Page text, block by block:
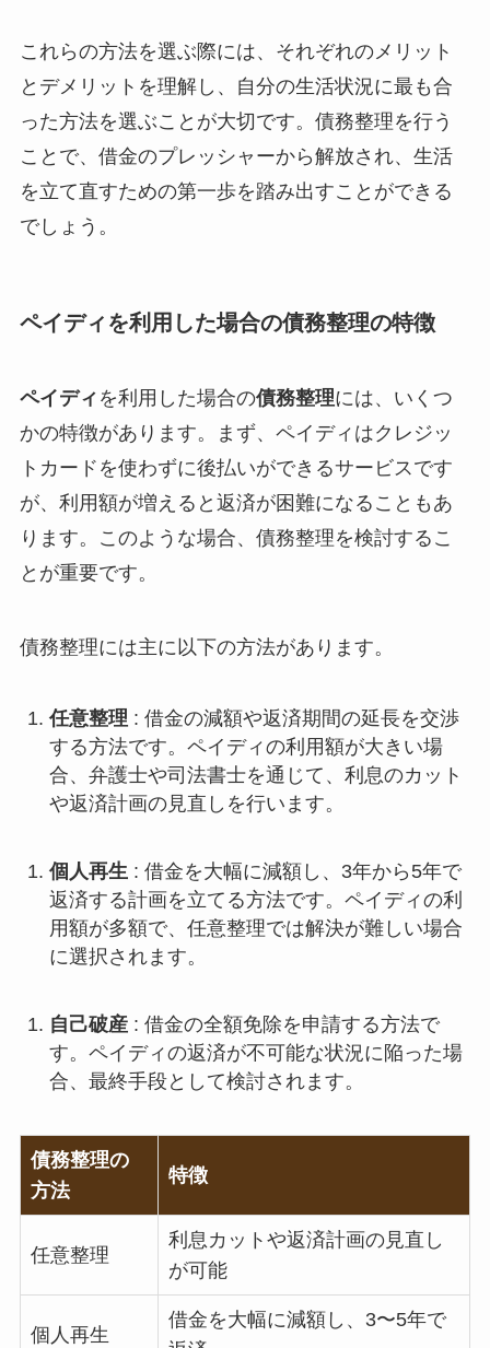
これらの方法を選ぶ際には、それぞれのメリット
とデメリットを理解し、自分の生活状況に最も合
った方法を選ぶことが大切です。債務整理を行う
ことで、借金のプレッシャーから解放され、生活
を立て直すための第一歩を踏み出すことができる
でしょう。
ペイディを利用した場合の債務整理の特徴
ペイディ を利用した場合の債務整理には、いくつ
かの特徴があります。まず、ペイディはクレジッ
トカードを使わずに後払いができるサービスです
が、利用額が増えると返済が困難になることもあ
ります。このような場合、債務整理を検討するこ
とが重要です。
債務整理には主に以下の方法があります。
任意整理 : 借金の減額や返済期間の延長を交渉
する方法です。ペイディの利用額が大きい場
合、弁護士や司法書士を通じて、利息のカット
や返済計画の見直しを行います。
個人再生 : 借金を大幅に減額し、3年から5年で
返済する計画を立てる方法です。ペイディの利
用額が多額で、任意整理では解決が難しい場合
に選択されます。
自己破産: 借金の全額免除を申請する方法で
す。ペイディの返済が不可能な状況に陥った場
合、最終手段として検討されます。
債務整理の
方法
特徴
任意整理
利息カットや返済計画の見直し
が可能
個人再生
借金を大幅に減額し、3〜5年で